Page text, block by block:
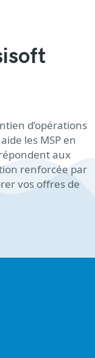
d’opérations
les MSP en
aux
renforcée par
vos offres de